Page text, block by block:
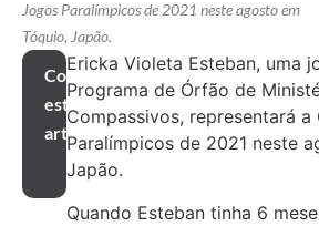
Jogos Paralímpicos de 2021 neste agosto em
Tóquio, Japão.
Compartilhar
este
artigo
Ericka Violeta Esteban, uma
Programa de Órfão de
Compassivos, representará
Paralímpicos de 2021 neste
Japão.
Quando Esteban tinha 6